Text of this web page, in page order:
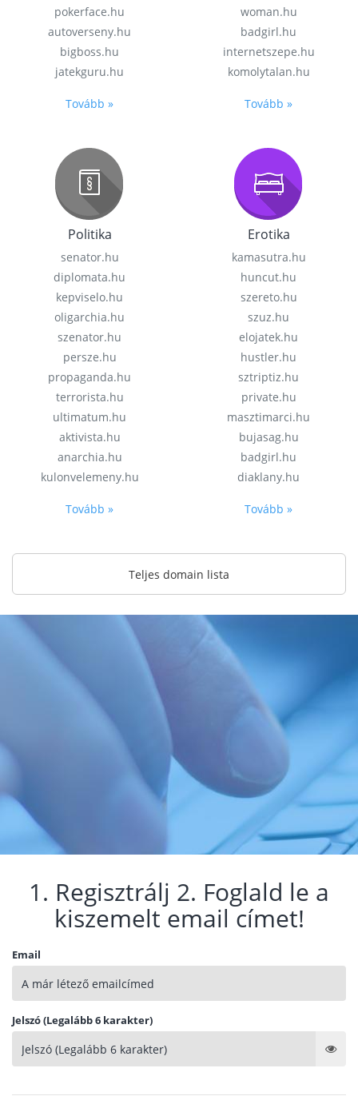
pokerface.hu
autoverseny.hu
bigboss.hu
jatekguru.hu
Tovább »
woman.hu
badgirl.hu
internetszepe.hu
komolytalan.hu
Tovább »
Politika
senator.hu
diplomata.hu
kepviselo.hu
oligarchia.hu
szenator.hu
persze.hu
propaganda.hu
terrorista.hu
ultimatum.hu
aktivista.hu
anarchia.hu
kulonvelemeny.hu
Tovább »
Erotika
kamasutra.hu
huncut.hu
szereto.hu
szuz.hu
elojatek.hu
hustler.hu
sztriptiz.hu
private.hu
masztimarci.hu
bujasag.hu
badgirl.hu
diaklany.hu
Tovább »
Teljes domain lista
1. Regisztrálj 2. Foglald le a
kiszemelt email címet!
Email
Jelszó (Legalább 6 karakter)